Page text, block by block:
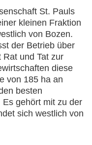
St. Pauls
kleinen Fraktion
von Bozen.
der Betrieb über
und Tat zur
diese
von 185 ha an
besten
gehört mit zu der
sich westlich von